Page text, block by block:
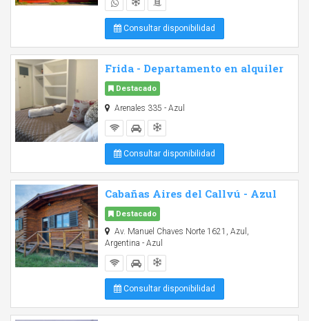
Consultar disponibilidad
Frida - Departamento en alquiler
Destacado
Arenales 335 - Azul
Consultar disponibilidad
Cabañas Aires del Callvú - Azul
Destacado
Av. Manuel Chaves Norte 1621, Azul,
Argentina - Azul
Consultar disponibilidad